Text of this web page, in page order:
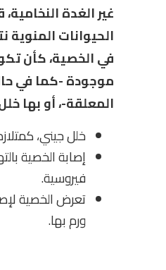
غير الغدة
الحيوانات
في الخصية، كأن
موجودة -كما في
المعلقة-، أو بها
خلل جيني،
إصابة الخصية
فيروسية.
تعرض الخصية
ورم بها.